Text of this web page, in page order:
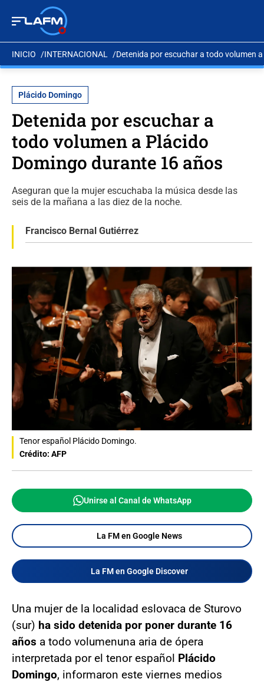
INICIO INTERNACIONAL Detenida por escuchar a todo volumen
Plácido Domingo
Detenida por escuchar a
todo volumen a Plácido
Domingo durante 16 años
Aseguran que la mujer escuchaba la música desde las
seis de la mañana a las diez de la noche.
Francisco Bernal Gutiérrez
Tenor español Plácido Domingo.
Crédito: AFP
Unirse al Canal de WhatsApp
La FM en Google News
La FM en Google Discover
Una mujer de la localidad eslovaca de Sturovo
(sur) ha sido detenida por poner durante 16
años a todo volumenuna aria de ópera
interpretada por el tenor español Plácido
Domingo, informaron este viernes medios